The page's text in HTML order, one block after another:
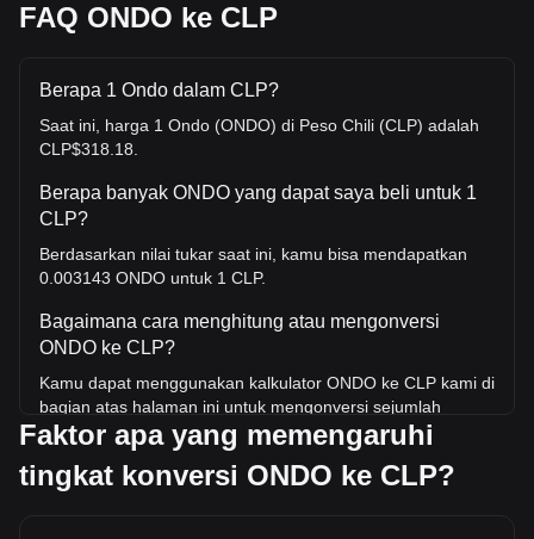
FAQ ONDO ke CLP
Berapa 1 Ondo dalam CLP?
Saat ini, harga 1 Ondo (ONDO) di Peso Chili (CLP) adalah
CLP$318.18.
Berapa banyak ONDO yang dapat saya beli untuk 1
CLP?
Berdasarkan nilai tukar saat ini, kamu bisa mendapatkan
0.003143 ONDO untuk 1 CLP.
Bagaimana cara menghitung atau mengonversi
ONDO ke CLP?
Kamu dapat menggunakan kalkulator ONDO ke CLP kami di
bagian atas halaman ini untuk mengonversi sejumlah
ONDO ke CLP. Kami juga menyertakan tabel referensi cepat
untuk konversi yang paling populer. Misalnya, 5 CLP setara
dengan 0.01571 ONDO, sedangkan 5 ONDO akan
Faktor apa yang memengaruhi
tingkat konversi ONDO ke CLP?